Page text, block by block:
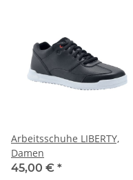
Arbeitsschuhe LIBERTY,
Damen
45,00 € *